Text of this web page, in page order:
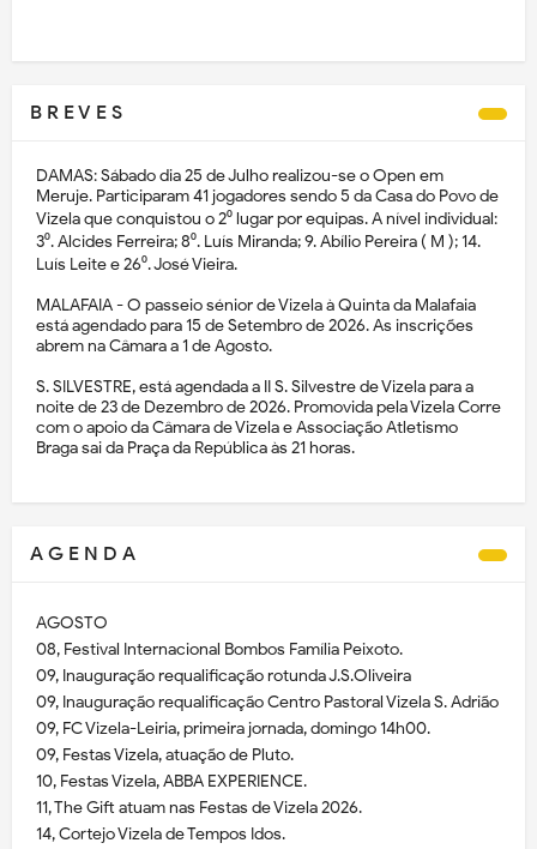
B R E V E S
DAMAS: Sábado dia 25 de Julho realizou-se o Open em
Meruje. Participaram 41 jogadores sendo 5 da Casa do Povo de
Vizela que conquistou o 2⁰ lugar por equipas. A nível individual:
3⁰. Alcides Ferreira; 8⁰. Luís Miranda; 9. Abílio Pereira ( M ); 14.
Luís Leite e 26⁰. José Vieira.
MALAFAIA - O passeio sénior de Vizela à Quinta da Malafaia
está agendado para 15 de Setembro de 2026. As inscrições
abrem na Câmara a 1 de Agosto.
S. SILVESTRE, está agendada a II S. Silvestre de Vizela para a
noite de 23 de Dezembro de 2026. Promovida pela Vizela Corre
com o apoio da Câmara de Vizela e Associação Atletismo
Braga sai da Praça da República às 21 horas.
A G E N D A
AGOSTO
08, Festival Internacional Bombos Família Peixoto.
09, Inauguração requalificação rotunda J.S.Oliveira
09, Inauguração requalificação Centro Pastoral Vizela S. Adrião
09, FC Vizela-Leiria, primeira jornada, domingo 14h00.
09, Festas Vizela, atuação de Pluto.
10, Festas Vizela, ABBA EXPERIENCE.
11, The Gift atuam nas Festas de Vizela 2026.
14, Cortejo Vizela de Tempos Idos.